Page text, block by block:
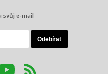
svůj e-mail